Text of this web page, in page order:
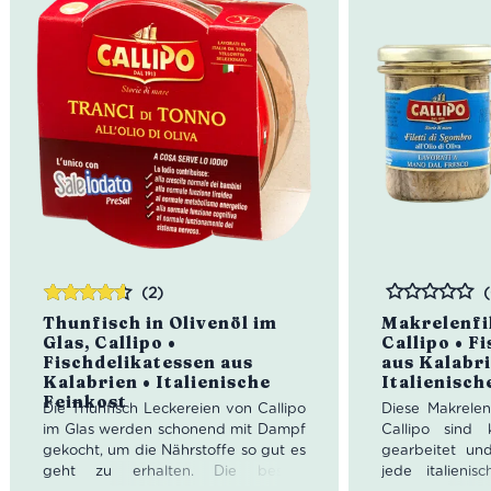
Thunfisch in Olivenöl im
Glas, Callipo •
Fischdelikatessen aus
Kalabrien • Italienische
Feinkost
(2)
Die Thunfisch Leckereien von Callipo
im Glas werden schonend mit Dampf
gekocht, um die Nährstoffe so gut es
geht zu erhalten. Die besten
Bewertet
mit4.50
von 5
Callipo •
aus
Bewertet
Diese
Callipo sind
gearbeitet
jede